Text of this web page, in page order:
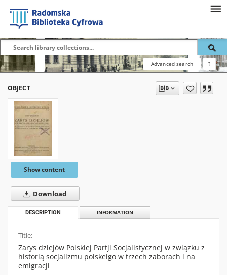
Advanced search ?
OBJECT
Show content
Download
DESCRIPTION INFORMATION
Title:
Zarys dziejów Polskiej Partji Socjalistycznej w związku z
historią socjalizmu polskeigo w trzech zaborach i na
emigracji